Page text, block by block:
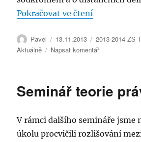
Pokračovat ve čtení„Seminář
Autor:
Pavel Publikováno:
13.11.2013 Rubriky:
2013-2014 ZS
Aktuálně
Napsat komentářpro
Seminář
6.11.2013
Seminář teorie
V rámci dalšího semináře jsme
úkolu procvičili rozlišování